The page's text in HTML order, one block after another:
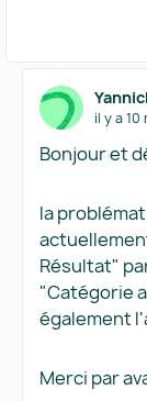
il y a 10
Bonjour et
la
Résultat"
"Catégorie
également
Merci par